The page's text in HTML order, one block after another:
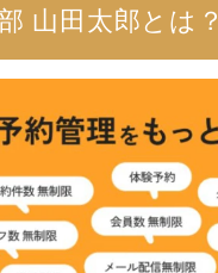
山田太郎とは？